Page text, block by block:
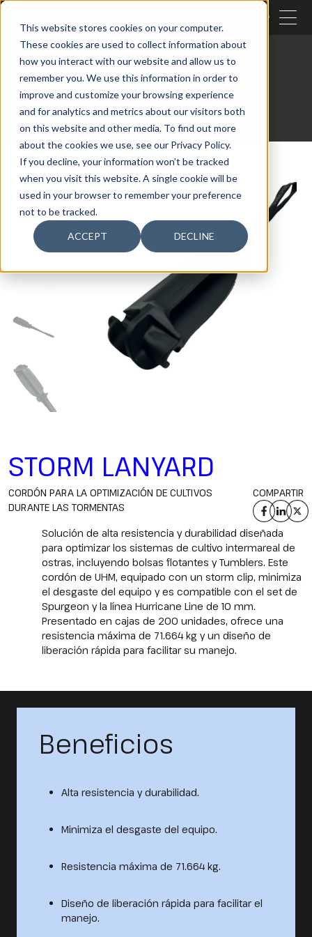
This website stores cookies on your computer.
These cookies are used to collect information about
how you interact with our website and allow us to
remember you. We use this information in order to
improve and customize your browsing experience
and for analytics and metrics about our visitors both
on this website and other media. To find out more
about the cookies we use, see our Privacy Policy.
If you decline, your information won’t be tracked
when you visit this website. A single cookie will be
used in your browser to remember your preference
not to be tracked.
ACCEPT DECLINE
BUSCAR
CERRAR
Nuestras actividades Acuicultura
Accesorios ostrícolas Submürge
Storm lanyard
STORM LANYARD
CORDÓN PARA LA OPTIMIZACIÓN DE CULTIVOS
DURANTE LAS TORMENTAS
COMPARTIR
Solución de alta resistencia y durabilidad diseñada
para optimizar los sistemas de cultivo intermareal de
ostras, incluyendo bolsas flotantes y Tumblers. Este
cordón de UHM, equipado con un storm clip, minimiza
el desgaste del equipo y es compatible con el set de
Spurgeon y la línea Hurricane Line de 10 mm.
Presentado en cajas de 200 unidades, ofrece una
resistencia máxima de 71.664 kg y un diseño de
liberación rápida para facilitar su manejo.
Beneficios
Alta resistencia y durabilidad.
Minimiza el desgaste del equipo.
Resistencia máxima de 71.664 kg.
Diseño de liberación rápida para facilitar el
manejo.